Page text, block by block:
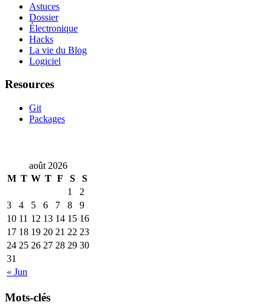
Astuces
Dossier
Électronique
Hacks
La vie du Blog
Logiciel
Resources
Git
Packages
août 2026
M T W T F S S
« Jun
1
2
3
4 5 6 7 8
9
10 11 12 13 14 15 16
17 18 19 20 21 22 23
24 25 26 27 28 29 30
31
Mots-clés